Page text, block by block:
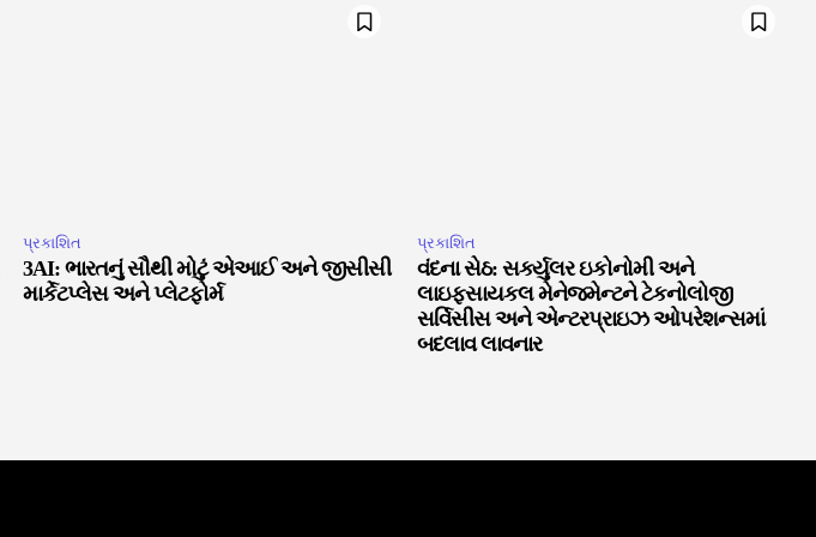
પ્રકાશિત
3AI: ભારતનું સૌથી મોટું એઆઈ અને જીસીસી
માર્કેટપ્લેસ અને પ્લેટફોર્મ
પ્રકાશિત
વંદના સેઠ: સર્ક્યુલર ઇકોનોમી અને
લાઇફસાયકલ મેનેજમેન્ટને ટેકનોલોજી
સર્વિસીસ અને એન્ટરપ્રાઇઝ ઓપરેશન્સમાં
બદલાવ લાવનાર